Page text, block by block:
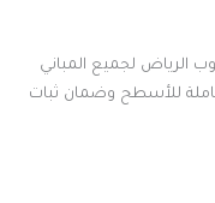
الرياض لجميع المباني
كاملة للأسطح وضمان ثبات